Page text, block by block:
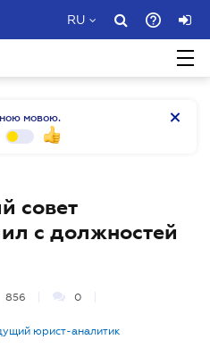
RU
мовою.
совет
с должностей
856 0
юрист-аналитик